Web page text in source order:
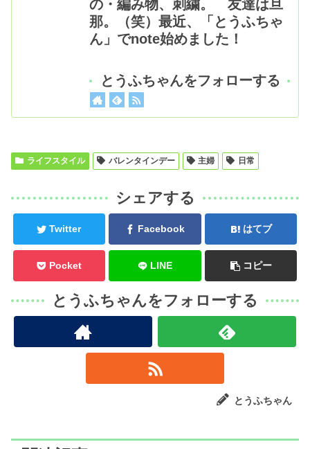
の・編み物、刺繍。 友達は旦
那。（笑）最近、「とうふちゃ
ん」でnote始めました！
とうふちゃんをフォローする
ライフスタイル バレンタインデー 主婦 日常
シェアする
Twitter Facebook はてブ
Pocket LINE コピー
とうふちゃんをフォローする
とうふちゃん